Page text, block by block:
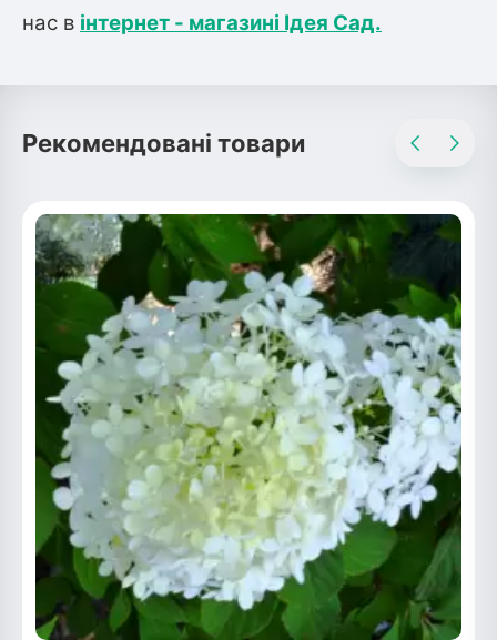
нас в інтернет - магазині Ідея Сад.
Рекомендовані товари